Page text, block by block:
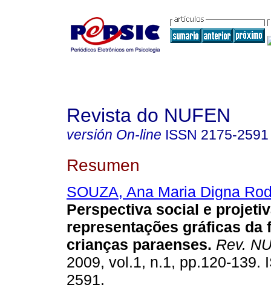
Revista do NUFEN
versión On-line ISSN 2175-2591
Resumen
SOUZA, Ana Maria Digna
Perspectiva social e
representações gráficas da
crianças paraenses. Rev.
2009, vol.1, n.1, pp.120-139.
2591.